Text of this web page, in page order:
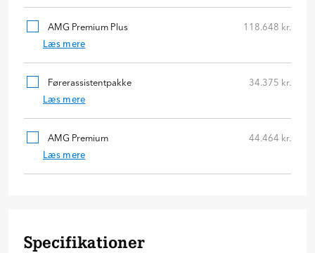
AMG Premium Plus
Læs mere
118.648 kr.
Førerassistentpakke
Læs mere
34.375 kr.
AMG Premium
Læs mere
44.464 kr.
Specifikationer